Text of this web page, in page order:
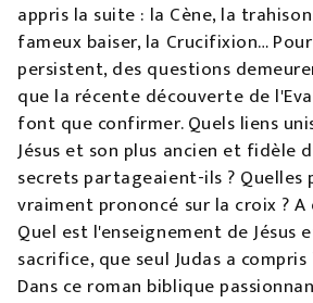
appris la suite : la Cène, la
fameux baiser, la Crucifixion…
persistent, des questions
que la récente découverte de
font que confirmer. Quels liens
Jésus et son plus ancien et fidèle
secrets partageaient-ils ? Quelles
vraiment prononcé sur la croix ?
Quel est l'enseignement de Jésus
sacrifice, que seul Judas a compris
Dans ce roman biblique